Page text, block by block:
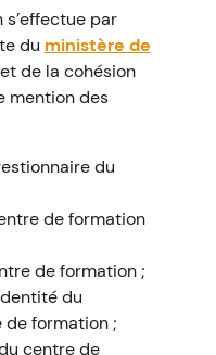
s’effectue par
du ministère de
et de la cohésion
mention des
du
de formation
de formation ;
du
formation ;
centre de